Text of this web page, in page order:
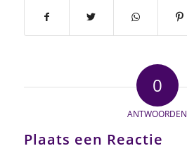
0
ANTWOORDEN
Plaats een Reactie